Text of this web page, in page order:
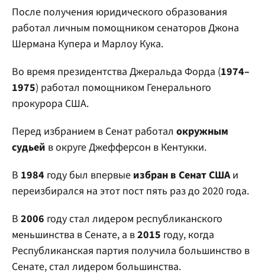
После получения юридического образования
работал личным помощником сенаторов Джона
Шермана Купера и Марлоу Кука.
Во время президентства Джеральда Форда (1974–
1975) работал помощником Генерального
прокурора США.
Перед избранием в Сенат работал окружным
судьей в округе Джефферсон в Кентукки.
В 1984 году был впервые избран в Сенат СШАи
переизбирался на этот пост пять раз до 2020 года.
В 2006 году стал лидером республиканского
меньшинства в Сенате, а в2015 году, когда
Республиканская партия получила большинство в
Сенате, стал лидером большинства.